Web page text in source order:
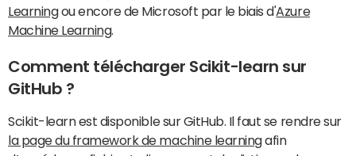
Learningou encore de Microsoft par le biais d'Azure
Machine Learning.
Comment télécharger Scikit-learn sur
GitHub ?
Scikit-learn est disponible sur GitHub. Il faut se rendre sur
la page du framework de machine learningafin